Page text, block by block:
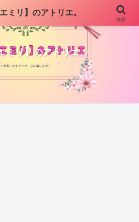
ミリ】のアトリエ。
ミリ】のアトリエ。
検索